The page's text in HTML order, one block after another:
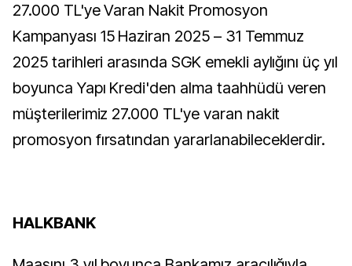
27.000 TL'ye Varan Nakit Promosyon
Kampanyası 15 Haziran 2025 – 31 Temmuz
2025 tarihleri arasında SGK emekli aylığını üç yıl
boyunca Yapı Kredi'den alma taahhüdü veren
müşterilerimiz 27.000 TL'ye varan nakit
promosyon fırsatından yararlanabileceklerdir.
HALKBANK